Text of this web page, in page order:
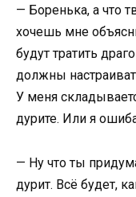
— Боренька, а что
хочешь мне
будут тратить
должны
У меня
дурите. Или я
— Ну что ты
дурит. Всё будет,